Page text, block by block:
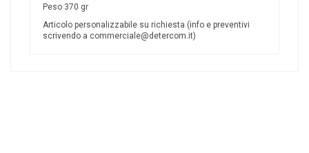
Peso 370 gr
Articolo personalizzabile su richiesta (info e preventivi
scrivendo a commerciale@detercom.it)